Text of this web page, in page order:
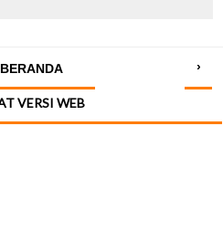
›
BERANDA
VERSI WEB